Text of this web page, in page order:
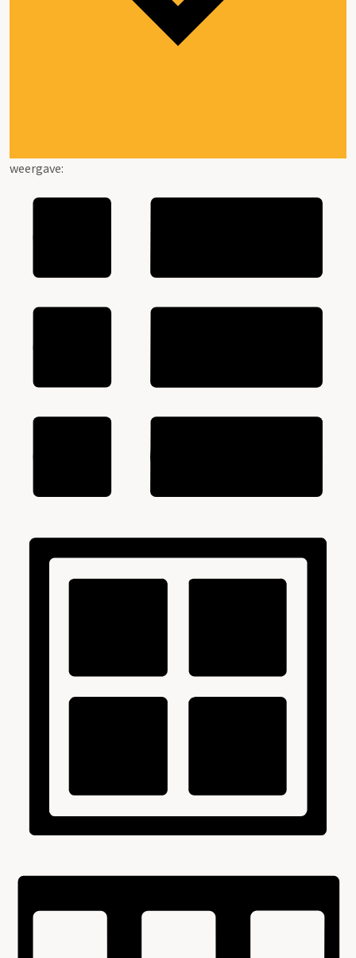
weergave: